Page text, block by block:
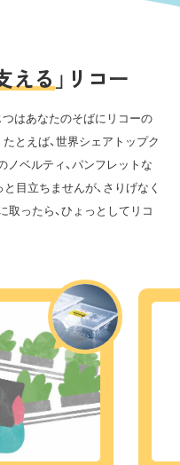
える」 リ コー
つはあなたのそばにリコーの
たとえば、世界シェアトップク
ベルティ、パンフレットな
と目立ちませんが、さりげなく
取ったら、ひょっとしてリコ